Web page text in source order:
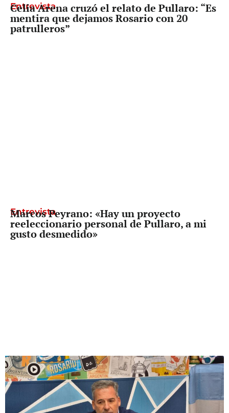
Entrevista
Celia Arena cruzó el relato de Pullaro: “Es
mentira que dejamos Rosario con 20
patrulleros”
Entrevista
Marcos Peyrano: «Hay un proyecto
reeleccionario personal de Pullaro, a mi
gusto desmedido»